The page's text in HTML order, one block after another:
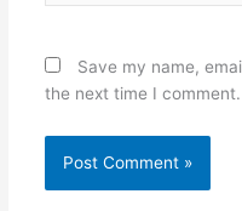
Save my name,
the next time I comment.